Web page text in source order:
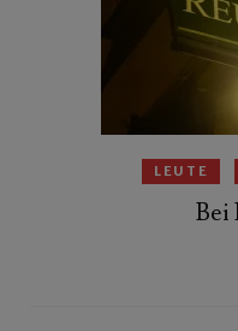
LEUTE
Bei